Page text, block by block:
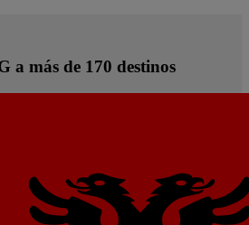
a más de 170 destinos